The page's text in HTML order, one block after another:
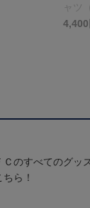
ャツ
4,400
のすべてのグッ
ら！